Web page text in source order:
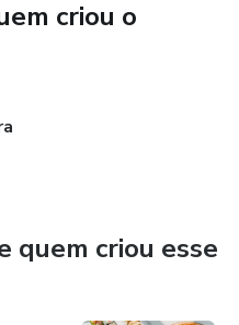
refrigerante zero e
criou o
quem criou esse